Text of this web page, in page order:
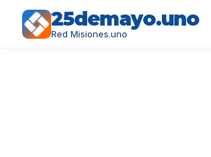
25demayo.uno
Red Misiones.uno